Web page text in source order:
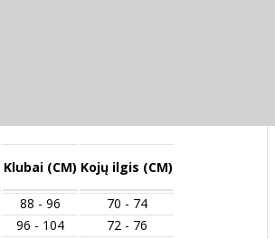
Klubai (CM) Kojų ilgis (CM)
88 - 96
70 - 74
96 - 104
72 - 76